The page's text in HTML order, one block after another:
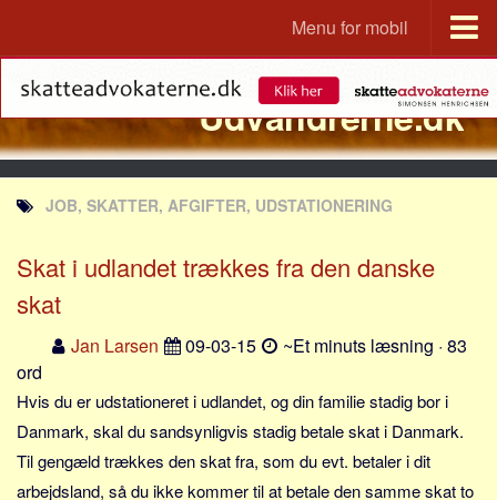
Menu for mobil
Portal
Udvandrerne.dk
Utvandrerne.no
Utvandrarna.se
Tyskland.dk
England.dk
Lande
Tyrkiet
Spanien
Frankrig
Udvandrerne.dk
JOB, SKATTER, AFGIFTER, UDSTATIONERING
Skat i udlandet trækkes fra den danske
skat
Jan Larsen 09-03-15
~Et minuts læsning · 83
ord
Hvis du er udstationeret i udlandet, og din familie stadig bor i
Danmark, skal du sandsynligvis stadig betale skat i Danmark.
Til gengæld trækkes den skat fra, som du evt. betaler i dit
arbejdsland, så du ikke kommer til at betale den samme skat to